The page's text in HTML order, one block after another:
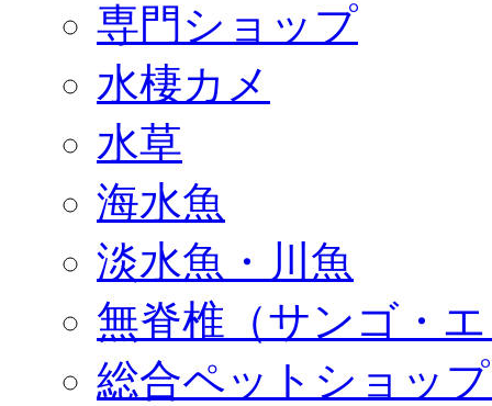
専門ショップ
水棲カメ
水草
海水魚
淡水魚・川魚
無脊椎（サンゴ・
総合ペットショッ